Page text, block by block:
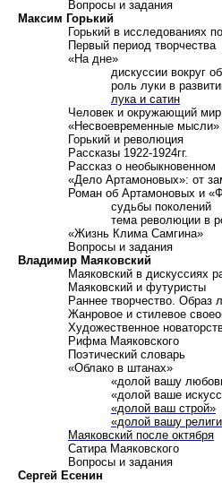
Вопросы и задания
Максим Горький
Горький в исследованиях
Первый период творчества
«На дне»
дискуссии вокруг
роль луки в
лука и сатин
Человек и окружающий мир
«Несвоевременные мысли»
Горький и революция
Рассказы 1922-1924гг.
Рассказ о необыкновенном
«Дело Артамоновых»: от
Роман об Артамоновых и
судьбы поколений
тема революции в
«Жизнь Клима Самгина»
Вопросы и задания
Владимир Маяковский
Маяковский в дискуссиях
Маяковский и футуристы
Раннее творчество. Образ
Жанровое и стилевое
Художественное
Рифма Маяковского
Поэтический словарь
«Облако в штанах»
«долой вашу
«долой ваше
«долой ваш строй»
«долой вашу
Маяковский после октября
Сатира Маяковского
Вопросы и задания
Сергей Есенин